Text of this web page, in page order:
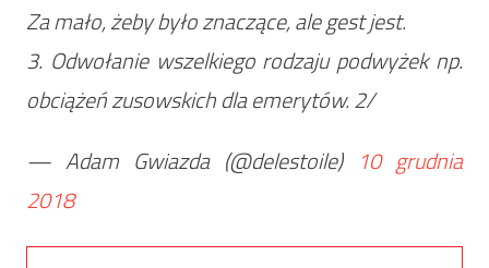
Za mało, żeby było znaczące, ale gest jest.
3. Odwołanie wszelkiego rodzaju podwyżek np.
obciążeń zusowskich dla emerytów. 2/
— Adam Gwiazda (@delestoile) 10 grudnia
2018